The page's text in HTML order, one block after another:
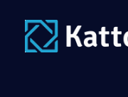
content